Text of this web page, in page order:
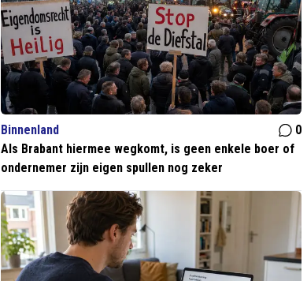
Binnenland
0
Als Brabant hiermee wegkomt, is geen enkele boer of
ondernemer zijn eigen spullen nog zeker